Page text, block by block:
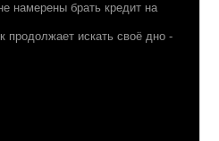
намерены брать кредит на
искать своё дно -